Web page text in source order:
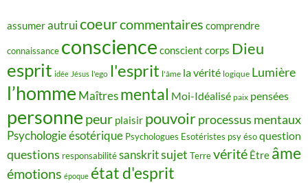
assumerautruicoeurcommentaires comprendre
connaissance conscience conscient corps Dieu
esprit idée Jésus l'ego l'esprit l'âme la vérité logique Lumière
l’homme Maîtres mental Moi-Idéalisé paix pensées
personne peur plaisir pouvoirprocessus mentaux
Psychologie ésotérique Psychologues Esotéristes psy ésoquestion
questions responsabilitésanskritsujet Terrevérité Être âme
émotions époque état d'esprit